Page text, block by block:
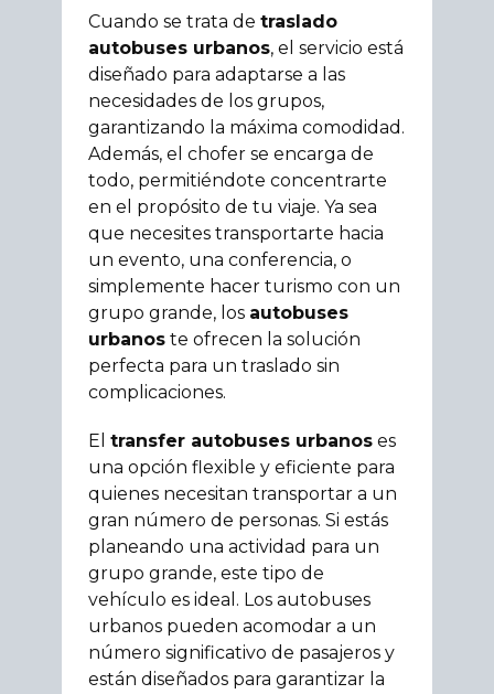
Cuando se trata de traslado
autobuses urbanos, el servicio está
diseñado para adaptarse a las
necesidades de los grupos,
garantizando la máxima comodidad.
Además, el chofer se encarga de
todo, permitiéndote concentrarte
en el propósito de tu viaje. Ya sea
que necesites transportarte hacia
un evento, una conferencia, o
simplemente hacer turismo con un
grupo grande, los autobuses
urbanos te ofrecen la solución
perfecta para un traslado sin
complicaciones.
El transfer autobuses urbanos es
una opción flexible y eficiente para
quienes necesitan transportar a un
gran número de personas. Si estás
planeando una actividad para un
grupo grande, este tipo de
vehículo es ideal. Los autobuses
urbanos pueden acomodar a un
número significativo de pasajeros y
están diseñados para garantizar la